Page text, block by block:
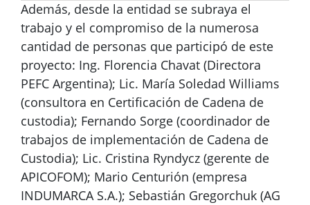
Además, desde la entidad se subraya el
trabajo y el compromiso de la numerosa
cantidad de personas que participó de este
proyecto: Ing. Florencia Chavat (Directora
PEFC Argentina); Lic. María Soledad Williams
(consultora en Certificación de Cadena de
custodia); Fernando Sorge (coordinador de
trabajos de implementación de Cadena de
Custodia); Lic. Cristina Ryndycz (gerente de
APICOFOM); Mario Centurión (empresa
INDUMARCA S.A.); Sebastián Gregorchuk (AG